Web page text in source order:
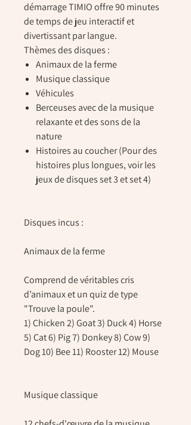
démarrage TIMIO offre 90 minutes
de temps de jeu interactif et
divertissant par langue.
Thèmes des disques :
Animaux de la ferme
Musique classique
Véhicules
Berceuses avec de la musique
relaxante et des sons de la
nature
Histoires au coucher (Pour des
histoires plus longues, voir les
jeux de disques set 3 et set 4)
Disques incus :
Animaux de la ferme
Comprend de véritables cris
d’animaux et un quiz de type
"Trouve la poule".
1) Chicken 2) Goat 3) Duck 4) Horse
5) Cat 6) Pig 7) Donkey 8) Cow 9)
Dog 10) Bee 11) Rooster 12) Mouse
Musique classique